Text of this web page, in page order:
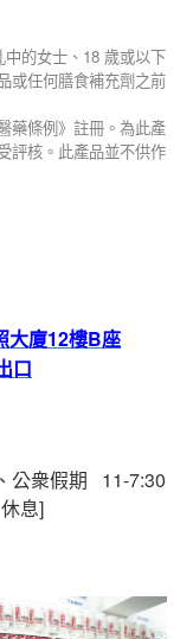
的女士、 18 歲或以下
或任何膳食補充劑之前
藥條例》註冊。為此產
評核。此產品並不供作
大廈12樓B座
口
、公衆假期
11-7:30
休息]